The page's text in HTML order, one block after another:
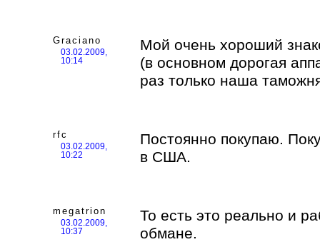
Graciano
03.02.2009,
10:14
Мой очень хороший
(в основном дорогая
раз только наша
rfc
03.02.2009,
10:22
Постоянно покупаю.
в США.
megatrion
03.02.2009,
10:37
То есть это реально и
обмане.